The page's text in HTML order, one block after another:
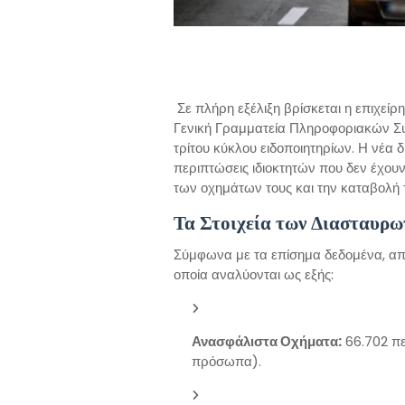
Σε πλήρη εξέλιξη βρίσκεται η
Γενική Γραμματεία Πληροφοριακών
τρίτου κύκλου ειδοποιητηρίων. Η
περιπτώσεις ιδιοκτητών που δεν
των οχημάτων τους και την
Τα Στοιχεία των
Σύμφωνα με τα επίσημα δεδομένα,
οποία αναλύονται ως εξής:
Ανασφάλιστα Οχήματα:66.702
πρόσωπα).